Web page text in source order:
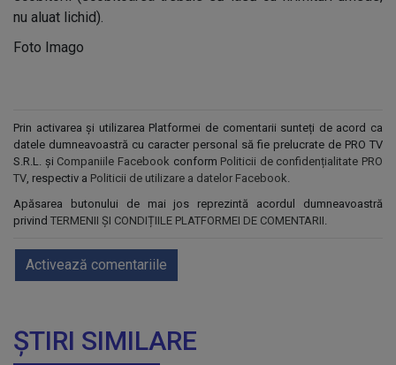
nu aluat lichid).
Foto Imago
Prin activarea și utilizarea Platformei de comentarii sunteți de acord ca
datele dumneavoastră cu caracter personal să fie prelucrate de PRO TV
S.R.L. și Companiile Facebook conform Politicii de confidențialitate PRO
TV, respectiv a Politicii de utilizare a datelor Facebook.
Apăsarea butonului de mai jos reprezintă acordul dumneavoastră
privind TERMENII ȘI CONDIȚIILE PLATFORMEI DE COMENTARII.
Activează comentariile
ȘTIRI SIMILARE